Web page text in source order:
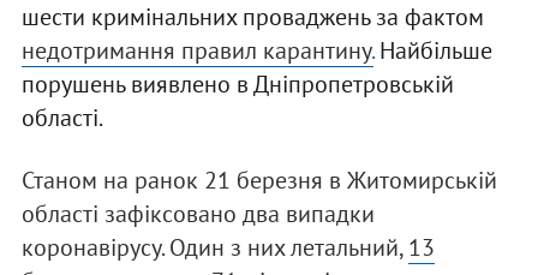
шести кримінальних проваджень за фактом
недотримання правил карантину.Найбільше
порушень виявлено в Дніпропетровській
області.
Станом на ранок 21 березня в Житомирській
області зафіксовано два випадки
коронавірусу. Один з них летальний, 13